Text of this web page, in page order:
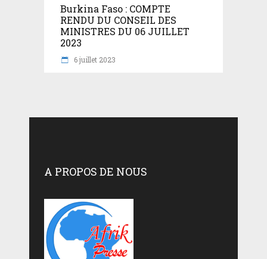
Burkina Faso : COMPTE
RENDU DU CONSEIL DES
MINISTRES DU 06 JUILLET
2023
6 juillet 2023
A PROPOS DE NOUS